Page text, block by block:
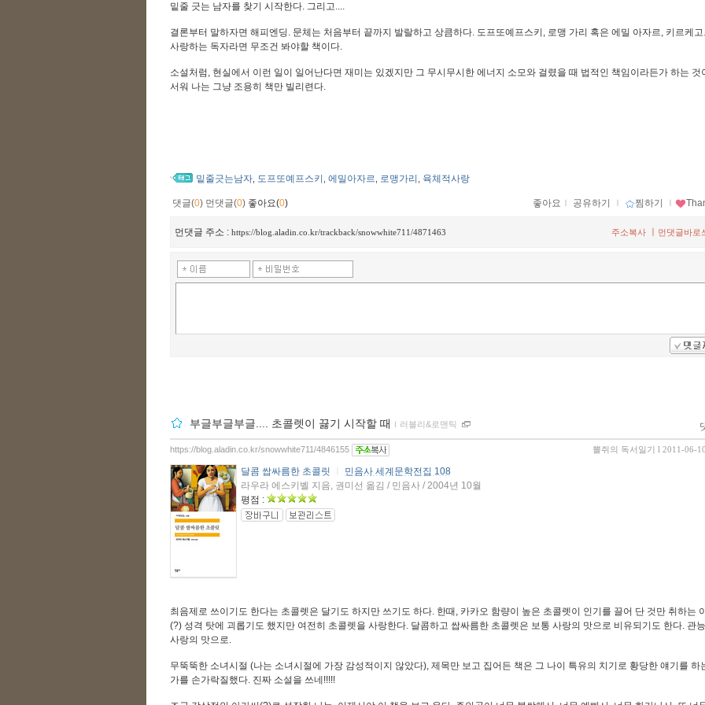
밑줄 긋는 남자를 찾기 시작한다. 그리고....
결론부터 말하자면 해피엔딩. 문체는 처음부터 끝까지 발랄하고 상큼하다. 도프또예프스키, 로맹 가리 혹은 에밀 아자르, 키르케고
사랑하는 독자라면 무조건 봐야할 책이다.
소설처럼, 현실에서 이런 일이 일어난다면 재미는 있겠지만 그 무시무시한 에너지 소모와 걸렸을 때 법적인 책임이라든가 하는 것
서워 나는 그냥 조용히 책만 빌리련다.
밑줄긋는남자 도프또예프스키 에밀아자르 로맹가리 육체적사랑
댓글(0) 먼댓글(0) 좋아요(0) 좋아요 ｌ 공유하기 ｌ 찜하기 ｌ
먼댓글 주소 : https://blog.aladin.co.kr/trackback/snowwhite711/4871463 먼댓글바로
주소복사
부글부글부글.... 초콜렛이 끓기 시작할 때 ｌ 러블리&로맨틱
뽈쥐의 독서일기 l 2011-06-
https://blog.aladin.co.kr/snowwhite711/4846155
달콤 쌉싸름한 초콜릿
민음사 세계문학전집 108
라우라 에스키벨 지음, 권미선 옮김 / 민음사 / 2004년 10월
평점 :
최음제로 쓰이기도 한다는 초콜렛은 달기도 하지만 쓰기도 하다. 한때, 카카오 함량이 높은 초콜렛이 인기를 끌어 단 것만 취하는
(?) 성격 탓에 괴롭기도 했지만 여전히 초콜렛을 사랑한다. 달콤하고 쌉싸름한 초콜렛은 보통 사랑의 맛으로 비유되기도 한다. 관
사랑의 맛으로.
무뚝뚝한 소녀시절 (나는 소녀시절에 가장 감성적이지 않았다), 제목만 보고 집어든 책은 그 나이 특유의 치기로 황당한 얘기를 하
가를 손가락질했다. 진짜 소설을 쓰네!!!!!